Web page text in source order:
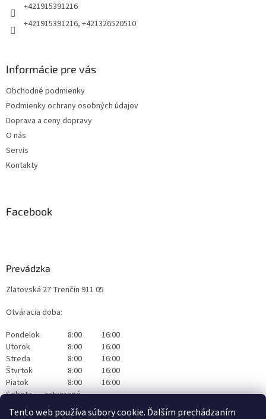
Tento web používa súbory cookie. Ďalším prechádzaním
+421915391216
+421915391216, +421326520510
Informácie pre vás
Obchodné podmienky
Podmienky ochrany osobných údajov
Doprava a ceny dopravy
O nás
Servis
Kontakty
Facebook
Prevádzka
Zlatovská 27 Trenčín 911 05
Otváracia doba:
Pondelok
8:00
16:00
Utorok
8:00
16:00
Streda
8:00
16:00
Štvrtok
8:00
16:00
Piatok
8:00
16:00
Sobota
zatvorené
Nedeľa
zatvorené